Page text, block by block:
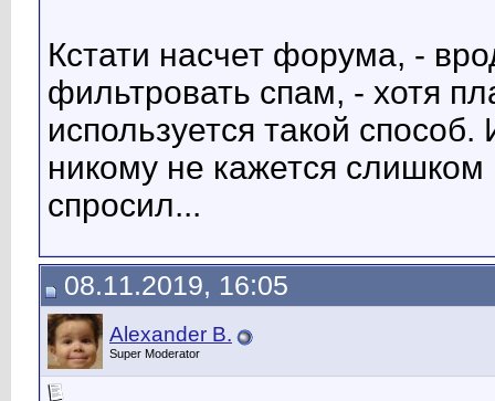
Кстати насчет форума, -
фильтровать спам, - хотя
используется такой
никому не кажется
спросил...
08.11.2019, 16:05
Alexander B.
Super Moderator